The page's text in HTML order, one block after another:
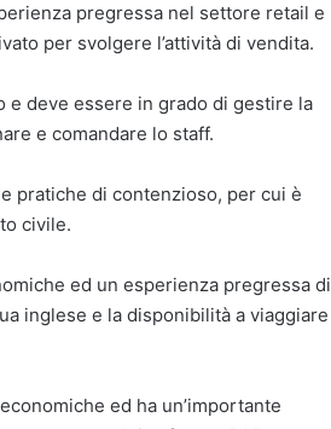
pregressa nel settore retail e
per svolgere l’attività di vendita.
e deve essere in grado di gestire la
e comandare lo staff.
pratiche di contenzioso, per cui è
civile.
ed un esperienza pregressa di
inglese e la disponibilità a viaggiare
ed ha un’importante